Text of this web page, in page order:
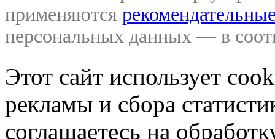
применяются
персональных данных — в
Этот сайт использует
рекламы и сбора
соглашаетесь на